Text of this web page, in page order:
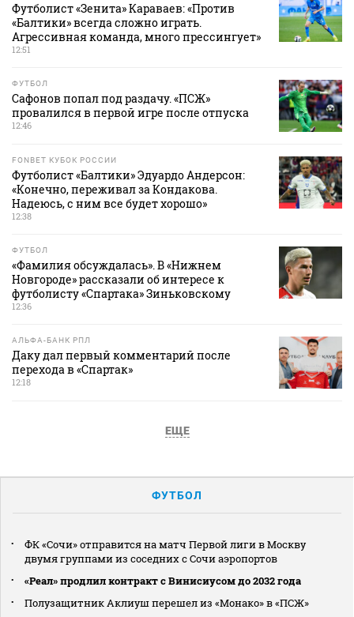
Футболист «Зенита» Караваев: «Против
«Балтики» всегда сложно играть.
Агрессивная команда, много прессингует»
12:51
ФУТБОЛ
Сафонов попал под раздачу. «ПСЖ»
провалился в первой игре после отпуска
12:46
FONBET КУБОК РОССИИ
Футболист «Балтики» Эдуардо Андерсон:
«Конечно, переживал за Кондакова.
Надеюсь, с ним все будет хорошо»
12:38
ФУТБОЛ
«Фамилия обсуждалась». В «Нижнем
Новгороде» рассказали об интересе к
футболисту «Спартака» Зиньковскому
12:36
АЛЬФА-БАНК РПЛ
Даку дал первый комментарий после
перехода в «Спартак»
12:18
ЕЩЕ
ФУТБОЛ
ФК «Сочи» отправится на матч Первой лиги в Москву
двумя группами из соседних с Сочи аэропортов
«Реал» продлил контракт с Винисиусом до 2032 года
Полузащитник Аклиуш перешел из «Монако» в «ПСЖ»